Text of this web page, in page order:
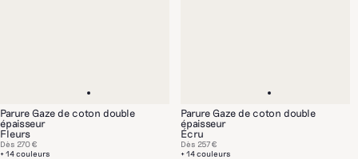
Parure Gaze de coton double
épaisseur
Fleurs
+ 14 couleurs
Dès 270 €
Parure Gaze de coton double
épaisseur
Écru
+ 14 couleurs
Dès 257 €